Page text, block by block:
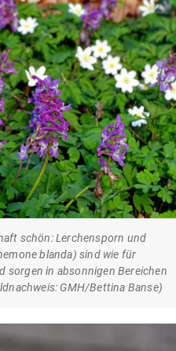
schön: Lerchensporn und
blanda) sind wie für
sorgen in absonnigen Bereichen
GMH/Bettina Banse)